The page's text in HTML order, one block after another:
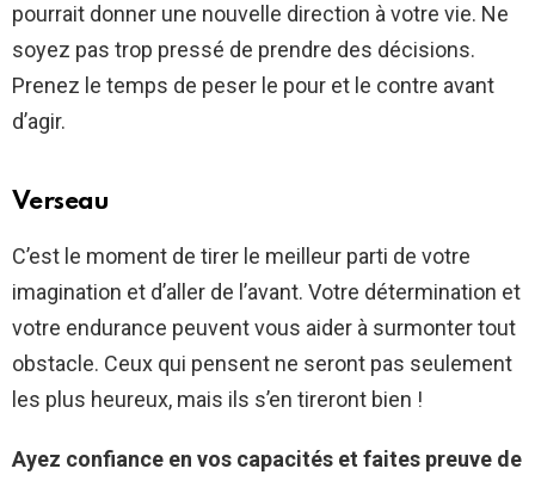
pourrait donner une nouvelle direction à votre vie. Ne
soyez pas trop pressé de prendre des décisions.
Prenez le temps de peser le pour et le contre avant
d’agir.
Verseau
C’est le moment de tirer le meilleur parti de votre
imagination et d’aller de l’avant. Votre détermination et
votre endurance peuvent vous aider à surmonter tout
obstacle. Ceux qui pensent ne seront pas seulement
les plus heureux, mais ils s’en tireront bien !
Ayez confiance en vos capacités et faites preuve de